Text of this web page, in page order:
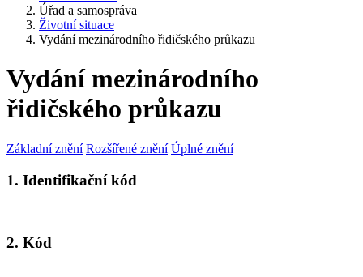
Úřad a samospráva
Životní situace
Vydání mezinárodního řidičského průkazu
Vydání mezinárodního
řidičského průkazu
Základní znění Rozšířené znění Úplné znění
1. Identifikační kód
2. Kód